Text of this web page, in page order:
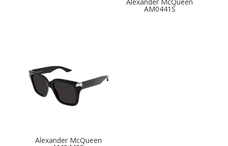
Alexander McQueen
AM0441S
Alexander McQueen